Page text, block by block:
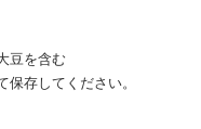
豆を含む
存してください。